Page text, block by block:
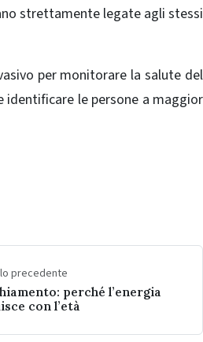
strettamente legate agli stessi
per monitorare la salute del
le persone a maggior
precedente
perché l’energia
con l’età